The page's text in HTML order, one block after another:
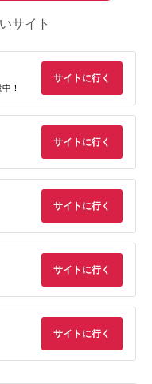
サイト
！
サイトに行く
サイトに行く
サイトに行く
サイトに行く
サイトに行く